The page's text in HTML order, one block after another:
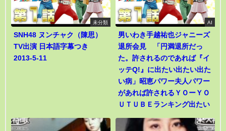
未分類
SNH48 ヌンチャク（陳思）
TV出演 日本語字幕つき
2013-5-11
AI
男いわき手越祐也ジャニーズ
退所会見 「円満退所だっ
た。許されるのであれば『イ
ッテQ!』に出たい出たい出た
い病」昭恵パワー夫人パワー
があれば許されるＹＯーＹＯ
ＵＴＵＢＥランキング出たい